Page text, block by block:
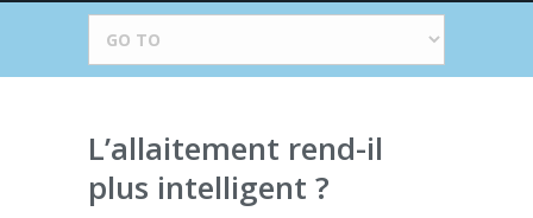
L’allaitement rend-il
plus intelligent ?